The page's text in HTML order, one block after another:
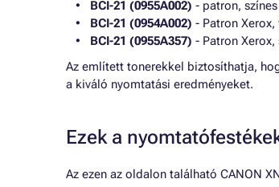
BCI-21 (0955A002) - patron, színes
BCI-21 (0954A002) - Patron
BCI-21 (0955A357) - Patron Xerox,
Az említett tonerekkel biztosíthatja,
a kiváló nyomtatási eredményeket.
Ezek a
Az ezen az oldalon található CANON